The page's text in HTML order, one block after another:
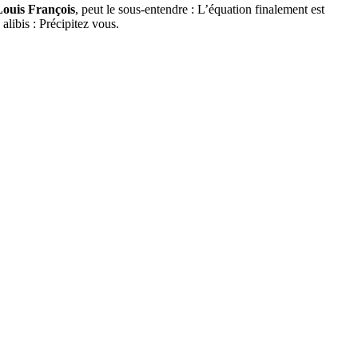
François, peut le sous-entendre : L’équation finalement est
alibis : Précipitez vous.